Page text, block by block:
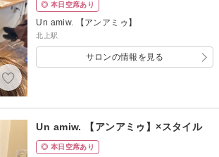
◎ 本日空席あり
Un amiw. 【アンアミゥ】
北上駅
サロンの情報を見る
Un amiw. 【アンアミゥ】×スタイル
◎ 本日空席あり